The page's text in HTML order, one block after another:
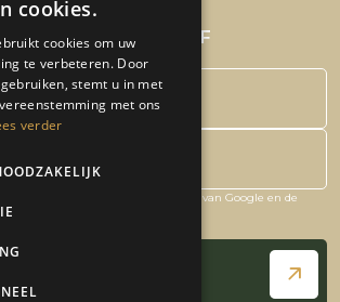
DE NIEUWSBRIEF
reCAPTCHA en het
van Google en de
toepassing.
cookies.
cookies om uw
te verbeteren. Door
stemt u in met
met ons
verder